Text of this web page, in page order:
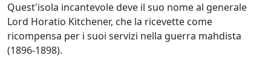
Quest'isola incantevole deve il suo nome al generale
Lord Horatio Kitchener, che la ricevette come
ricompensa per i suoi servizi nella guerra mahdista
(1896-1898).